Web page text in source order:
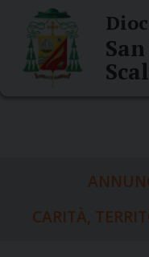
content
CARITÀ,